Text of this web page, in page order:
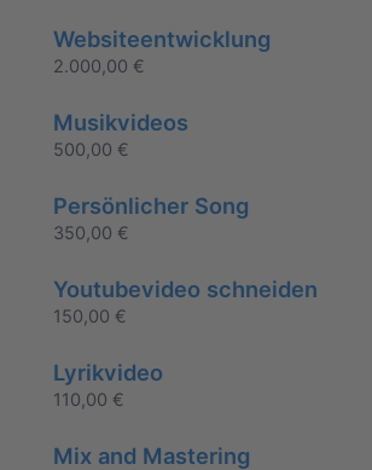
Websiteentwicklung
2.000,00 €
Musikvideos
500,00 €
Persönlicher Song
350,00 €
Youtubevideo schneiden
150,00 €
Lyrikvideo
110,00 €
Mix and Mastering